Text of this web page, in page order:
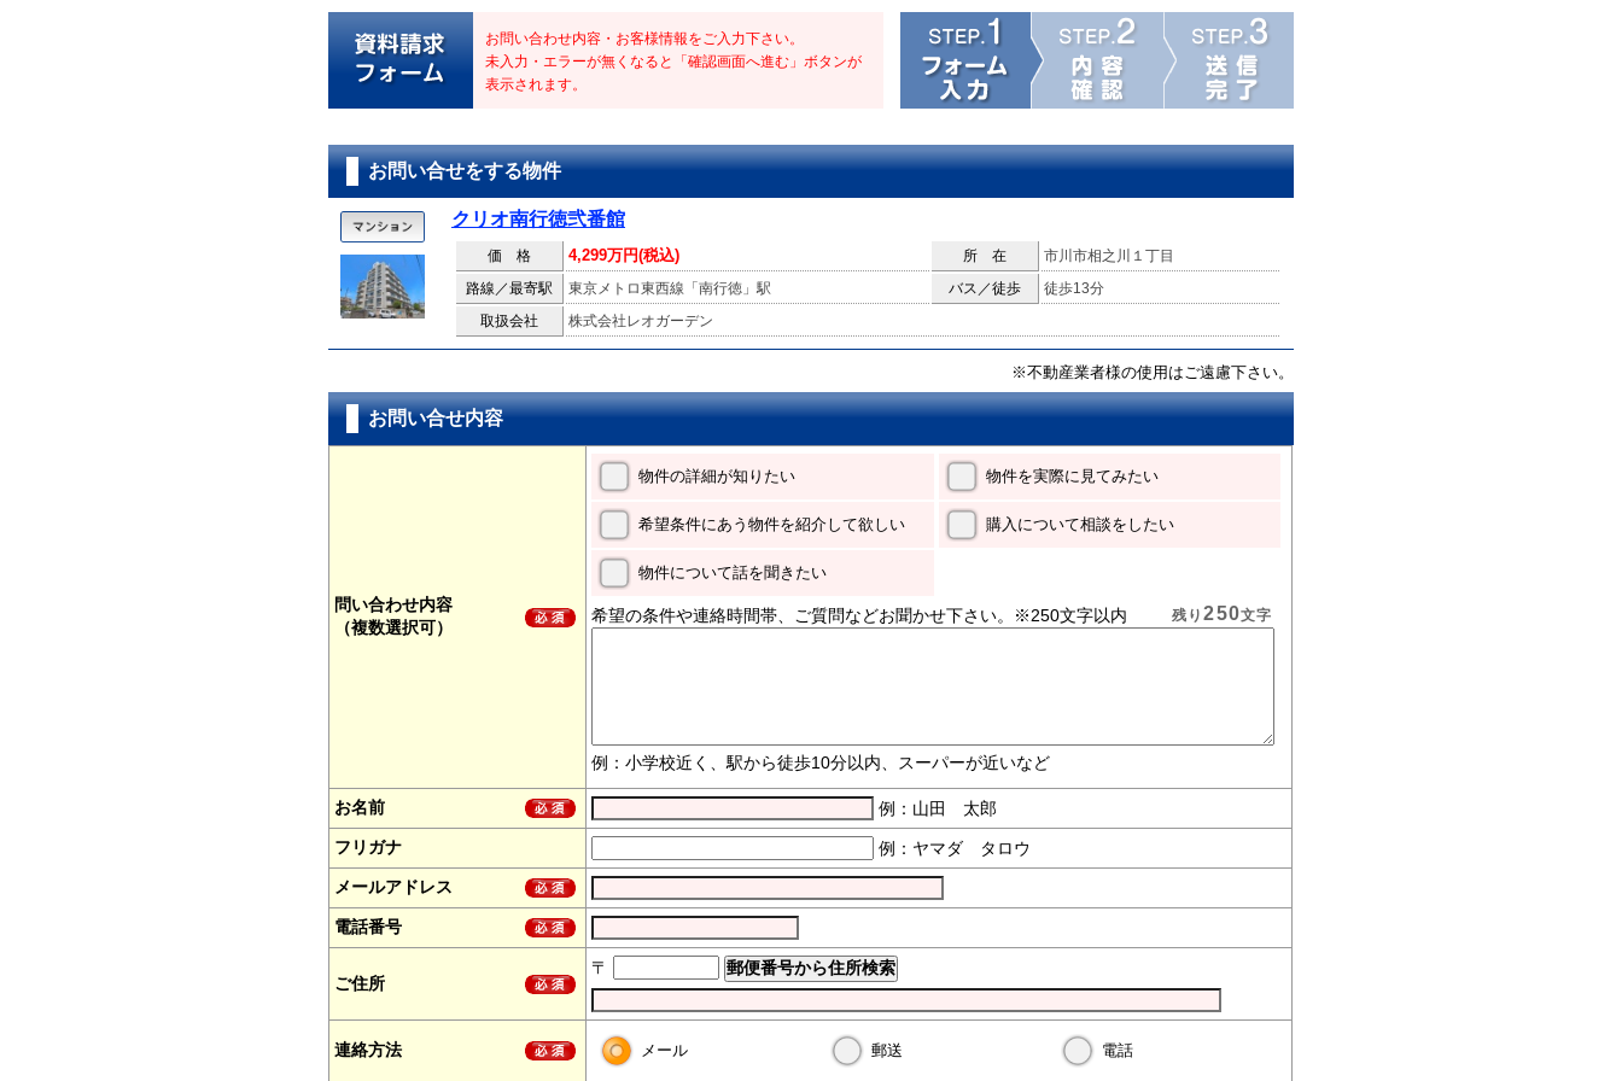
お問い合わせ内容・お客様情報をご入力下さい。
未入力・エラーが無くなると「確認画面へ進む」ボタンが
表示されます。
お問い合せをする物件
クリオ南行徳弐番館
価 格 4,299万円(税込) 所 在
市川市相之川１丁目
路線／最寄駅
東京メトロ東西線「南行徳」駅 バス／徒歩
徒歩13分
取扱会社
株式会社レオガーデン
※不動産業者様の使用はご遠慮下さい。
お問い合せ内容
問い合わせ内容
（複数選択可）
物件の詳細が知りたい 物件を実際に見てみたい
希望条件にあう物件を紹介して欲しい 購入について相談をしたい
物件について話を聞きたい
希望の条件や連絡時間帯、ご質問などお聞かせ下さい。※250文字以内
例：小学校近く、駅から徒歩10分以内、スーパーが近いなど
残り250文字
お名前
例：山田 太郎
フリガナ
例：ヤマダ タロウ
メールアドレス
電話番号
ご住所
〒
連絡方法 メール 郵送 電話